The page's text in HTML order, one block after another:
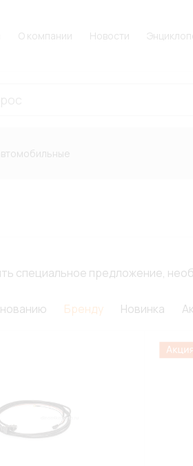
О компании Новости
специальное предложение,
Бренду Новинка